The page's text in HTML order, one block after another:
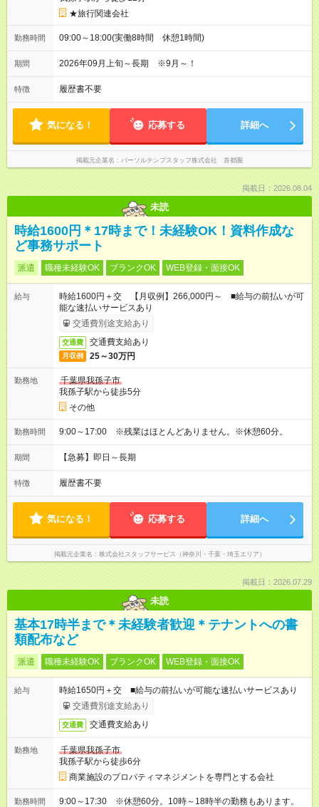
★旅行関連会社
勤務時間 09:00～18:00(実働8時間 休憩1時間)
期間 2026年09月上旬～長期 ※9月～！
特徴 履歴書不要
気になる！ 応募する 詳細へ
掲載元企業名 パーソルテンプスタッフ株式会社 首都圏
掲載日：2026.08.04
未読
時給1600円＊17時まで！未経験OK！資料作成な
ど事務サポート
派遣 職種未経験OK ブランクOK WEB登録・面接OK
給与
時給1600円＋交 【月収例】266,000円～ ■給与の前払いが可
能な速払いサービスあり
交通費別途支給あり
交通費 交通費支給あり
月収例 25～30万円
勤務地
千葉県我孫子市
我孫子駅から徒歩5分
その他
勤務時間 9:00～17:00 ※残業はほとんどありません。※休憩60分。
期間 【急募】即日～長期
特徴 履歴書不要
気になる！ 応募する 詳細へ
掲載元企業名 株式会社スタッフサービス（神奈川・千葉・埼玉エリア）
掲載日：2026.07.29
未読
基本17時半まで＊未経験者歓迎＊テナントへの書
類配布など
派遣 職種未経験OK ブランクOK WEB登録・面接OK
給与
時給1650円＋交 ■給与の前払いが可能な速払いサービスあり
交通費別途支給あり
交通費 交通費支給あり
勤務地
千葉県我孫子市
我孫子駅から徒歩6分
商業施設のプロパティマネジメントを専門とする会社
勤務時間 9:00～17:30 ※休憩60分。10時～18時半の勤務もあります。